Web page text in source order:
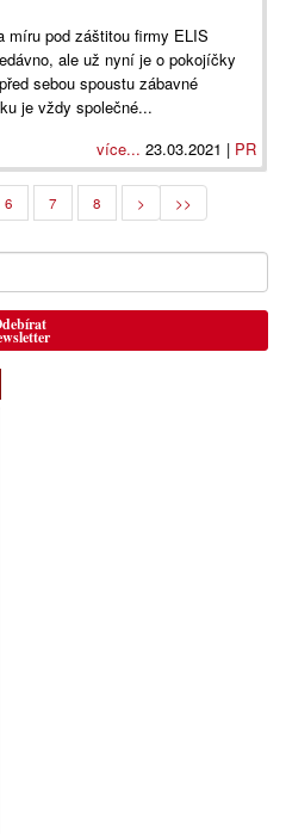
míru pod záštitou firmy ELIS
ale už nyní je o pokojíčky
sebou spoustu zábavné
je vždy společné...
více... 23.03.2021 | PR
6 7 8 > >>